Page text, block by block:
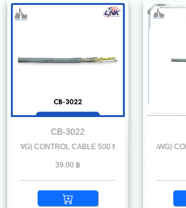
CB-3022
CONTROL CABLE 500 M. /Reel
39.00 ฿
LiYCY 2 x 0.75 mm2 (19 AWG)